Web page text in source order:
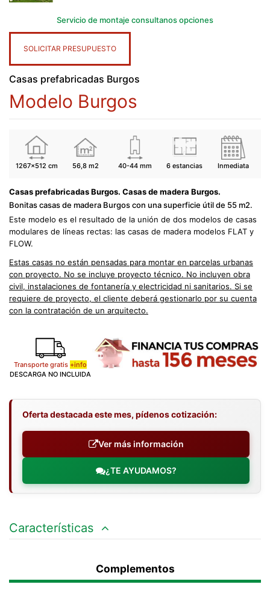
Servicio de montaje consultanos opciones
SOLICITAR PRESUPUESTO
Casas prefabricadas Burgos
Modelo Burgos
1267x512 cm 56,8 m2 40-44 mm 6 estancias Inmediata
Casas prefabricadas Burgos. Casas de madera Burgos.
Bonitas casas de madera Burgos con una superficie útil de 55 m2.
Este modelo es el resultado de la unión de dos modelos de casas
modulares de líneas rectas: las casas de madera modelos FLAT y
FLOW.
Estas casas no están pensadas para montar en parcelas urbanas
con proyecto. No se incluye proyecto técnico. No incluyen obra
civil, instalaciones de fontanería y electricidad ni sanitarios. Si se
requiere de proyecto, el cliente deberá gestionarlo por su cuenta
con la contratación de un arquitecto.
Transporte gratis +info
DESCARGA NO INCLUIDA
Oferta destacada este mes, pídenos cotización:
Ver más información
¿TE AYUDAMOS?
Características
Complementos